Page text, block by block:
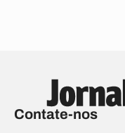
Contate-nos